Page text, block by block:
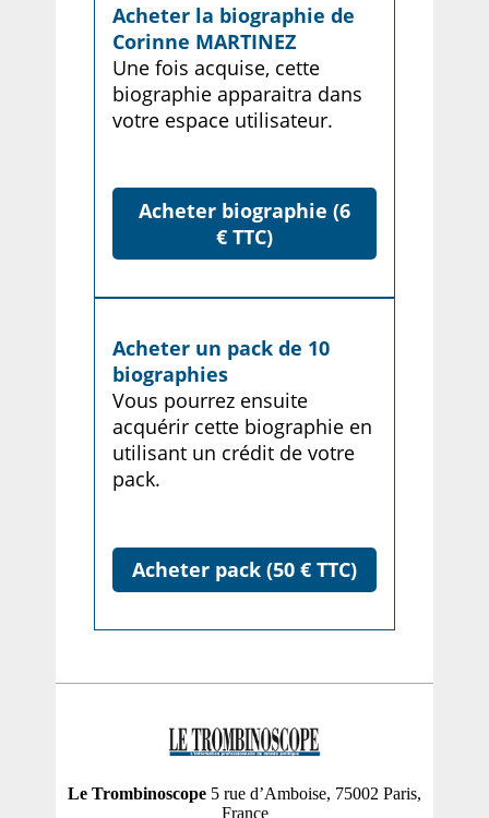
Acheter la biographie de
Corinne MARTINEZ
Une fois acquise, cette
biographie apparaitra dans
votre espace utilisateur.
Acheter biographie (6
€ TTC)
Acheter un pack de 10
biographies
Vous pourrez ensuite
acquérir cette biographie en
utilisant un crédit de votre
pack.
Acheter pack (50 € TTC)
Le Trombinoscope 5 rue d’Amboise, 75002 Paris,
France